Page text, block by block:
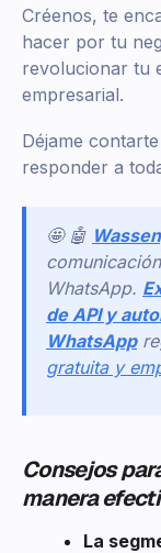
Créenos, te
hacer por tu
revolucionar tu
empresarial.
Déjame
responder a
🤩 🤖
WhatsApp.
de API y
WhatsApp
gratuita y
Consejos
manera
La